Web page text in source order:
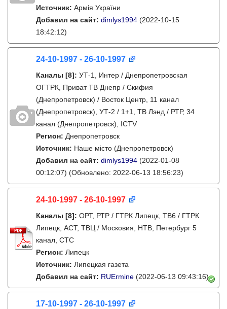
Источник: Армія України
Добавил на сайт: dimlys1994 (2022-10-15
18:42:12)
24-10-1997 - 26-10-1997
Каналы [8]: УТ-1, Интер / Днепропетровская
ОГТРК, Приват ТВ Днепр / Скифия
(Днепропетровск) / Восток Центр, 11 канал
(Днепропетровск), УТ-2 / 1+1, ТВ Лэнд / РТР, 34
канал (Днепропетровск), ICTV
Регион: Днепропетровск
Источник: Наше місто (Днепропетровск)
Добавил на сайт: dimlys1994 (2022-01-08
00:12:07) (Обновлено: 2022-06-13 18:56:23)
24-10-1997 - 26-10-1997
Каналы [8]: ОРТ, РТР / ГТРК Липецк, ТВ6 / ГТРК
Липецк, АСТ, ТВЦ / Московия, НТВ, Петербург 5
канал, СТС
Регион: Липецк
Источник: Липецкая газета
Добавил на сайт: RUErmine (2022-06-13 09:43:16)
17-10-1997 - 26-10-1997